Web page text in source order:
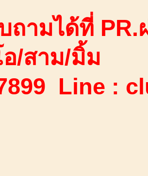
ถามได้ที่ PR.
อ/สาม/มิ้ม
Line :